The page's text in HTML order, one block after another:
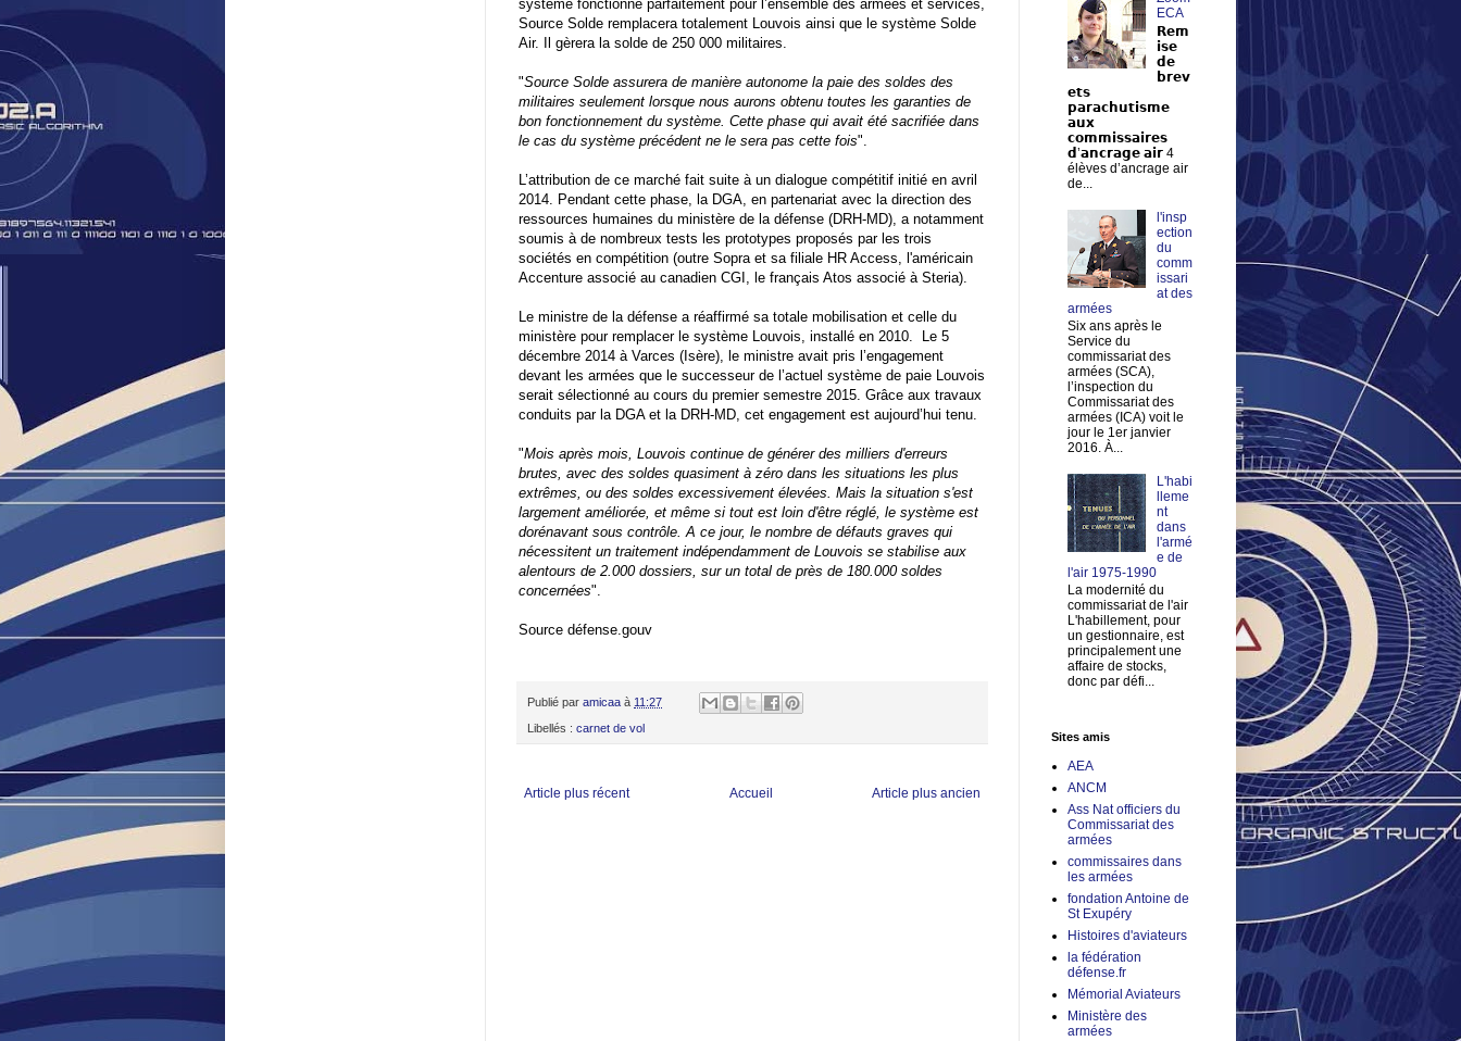
système fonctionne parfaitement pour l’ensemble des armées et services,
Source Solde remplacera totalement Louvois ainsi que le système Solde
Air. Il gèrera la solde de 250 000 militaires.
"Source Solde assurera de manière autonome la paie des soldes des
militaires seulement lorsque nous aurons obtenu toutes les garanties de
bon fonctionnement du système. Cette phase qui avait été sacrifiée dans
le cas du système précédent ne le sera pas cette fois".
L’attribution de ce marché fait suite à un dialogue compétitif initié en avril
2014. Pendant cette phase, la DGA, en partenariat avec la direction des
ressources humaines du ministère de la défense (DRH-MD), a notamment
soumis à de nombreux tests les prototypes proposés par les trois
sociétés en compétition (outre Sopra et sa filiale HR Access, l'américain
Accenture associé au canadien CGI, le français Atos associé à Steria).
Le ministre de la défense a réaffirmé sa totale mobilisation et celle du
ministère pour remplacer le système Louvois, installé en 2010. Le 5
décembre 2014 à Varces (Isère), le ministre avait pris l’engagement
devant les armées que le successeur de l’actuel système de paie Louvois
serait sélectionné au cours du premier semestre 2015. Grâce aux travaux
conduits par la DGA et la DRH-MD, cet engagement est aujourd’hui tenu.
"Mois après mois, Louvois continue de générer des milliers d'erreurs
brutes, avec des soldes quasiment à zéro dans les situations les plus
extrêmes, ou des soldes excessivement élevées. Mais la situation s'est
largement améliorée, et même si tout est loin d'être réglé, le système est
dorénavant sous contrôle. A ce jour, le nombre de défauts graves qui
nécessitent un traitement indépendamment de Louvois se stabilise aux
alentours de 2.000 dossiers, sur un total de près de 180.000 soldes
concernées".
Source défense.gouv
Publié par amicaa à 11:27
Libellés : carnet de vol
Article plus récent Article plus ancien
Accueil
ECA
𝗥𝗲𝗺
𝗶𝘀𝗲
𝗱𝗲
𝗯𝗿𝗲𝘃
𝗲𝘁𝘀
𝗽𝗮𝗿𝗮𝗰𝗵𝘂𝘁𝗶𝘀𝗺𝗲
𝗮𝘂𝘅
𝗰𝗼𝗺𝗺𝗶𝘀𝘀𝗮𝗶𝗿𝗲𝘀
𝗱’𝗮𝗻𝗰𝗿𝗮𝗴𝗲 𝗮𝗶𝗿 4
élèves d’ancrage air
de...
l'insp
ection
du
comm
issari
at des
armées
Six ans après le
Service du
commissariat des
armées (SCA),
l’inspection du
Commissariat des
armées (ICA) voit le
jour le 1er janvier
2016. À...
L'habi
lleme
nt
dans
l'armé
e de
l'air 1975-1990
La modernité du
commissariat de l'air
L'habillement, pour
un gestionnaire, est
principalement une
affaire de stocks,
donc par défi...
Sites amis
AEA
ANCM
Ass Nat officiers du
Commissariat des
armées
commissaires dans
les armées
fondation Antoine de
St Exupéry
Histoires d'aviateurs
la fédération
défense.fr
Mémorial Aviateurs
Ministère des
armées